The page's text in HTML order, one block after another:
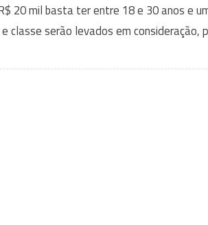
20 mil basta ter entre 18 e 30 anos e
classe serão levados em consideração,